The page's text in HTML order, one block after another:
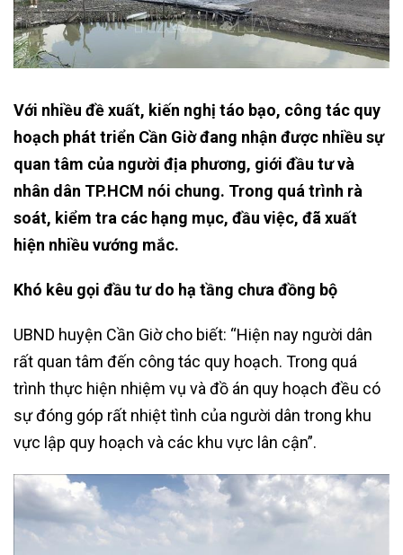
Với nhiều đề xuất, kiến nghị táo bạo, công tác quy
hoạch phát triển Cần Giờ đang nhận được nhiều sự
quan tâm của người địa phương, giới đầu tư và
nhân dân TP.HCM nói chung. Trong quá trình rà
soát, kiểm tra các hạng mục, đầu việc, đã xuất
hiện nhiều vướng mắc.
Khó kêu gọi đầu tư do hạ tầng chưa đồng bộ
UBND huyện Cần Giờ cho biết: “Hiện nay người dân
rất quan tâm đến công tác quy hoạch. Trong quá
trình thực hiện nhiệm vụ và đồ án quy hoạch đều có
sự đóng góp rất nhiệt tình của người dân trong khu
vực lập quy hoạch và các khu vực lân cận”.